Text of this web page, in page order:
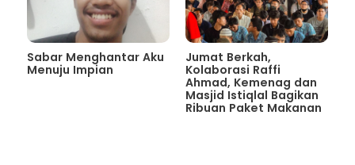
Sabar Menghantar Aku
Menuju Impian
Jumat Berkah,
Kolaborasi Raffi
Ahmad, Kemenag dan
Masjid Istiqlal Bagikan
Ribuan Paket Makanan